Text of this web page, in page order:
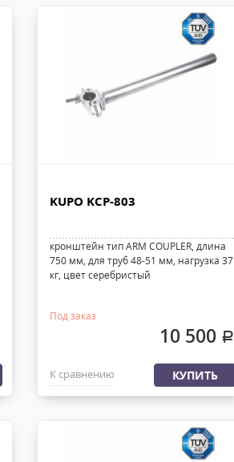
KUPO KCP-803
кронштейн тип ARM COUPLER, длина
750 мм, для труб 48-51 мм, нагрузка 37
кг, цвет серебристый
Под заказ
10 500 .
К сравнению КУПИТЬ